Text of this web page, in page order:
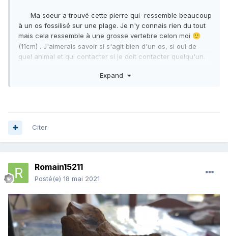
Ma soeur a trouvé cette pierre qui ressemble beaucoup
à un os fossilisé sur une plage. Je n'y connais rien du tout
mais cela ressemble à une grosse vertebre celon moi 🙂
(11cm) . J'aimerais savoir si s'agit bien d'un os, si oui de
quel animal et qui contacter si je doit contacter quelqu'un.
Merci beaucoup pour vos reponse.
Expand
Citer
Romain15211
Posté(e) 18 mai 2021